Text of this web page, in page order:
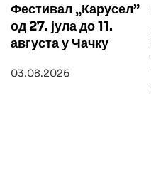
Фестивал „Карусел”
од 27. јула до 11.
августа у Чачку
03.08.2026